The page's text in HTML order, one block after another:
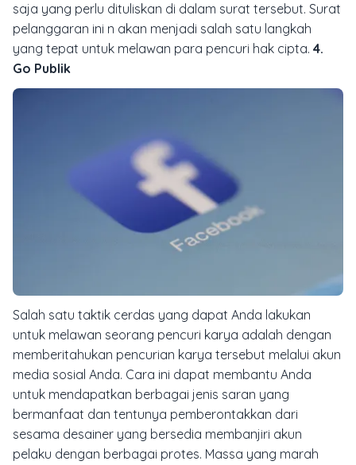
saja yang perlu dituliskan di dalam surat tersebut. Surat
pelanggaran ini n akan menjadi salah satu langkah
yang tepat untuk melawan para pencuri hak cipta. 4.
Go Publik
Salah satu taktik cerdas yang dapat Anda lakukan
untuk melawan seorang pencuri karya adalah dengan
memberitahukan pencurian karya tersebut melalui akun
media sosial Anda. Cara ini dapat membantu Anda
untuk mendapatkan berbagai jenis saran yang
bermanfaat dan tentunya pemberontakkan dari
sesama desainer yang bersedia membanjiri akun
pelaku dengan berbagai protes. Massa yang marah